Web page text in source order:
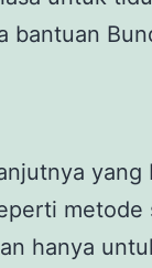
bantuan
yang
metode
hanya